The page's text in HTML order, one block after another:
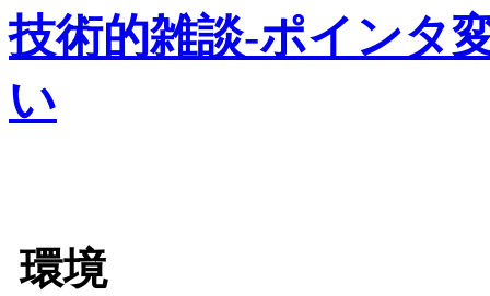
技術的雑談-ポインタ
い
環境